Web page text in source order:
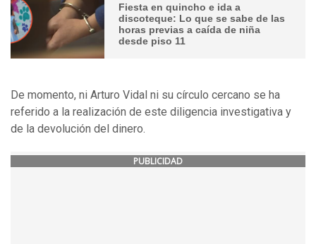
Fiesta en quincho e ida a
discoteque: Lo que se sabe de las
horas previas a caída de niña
desde piso 11
De momento, ni Arturo Vidal ni su círculo cercano se ha
referido a la realización de este diligencia investigativa y
de la devolución del dinero.
PUBLICIDAD